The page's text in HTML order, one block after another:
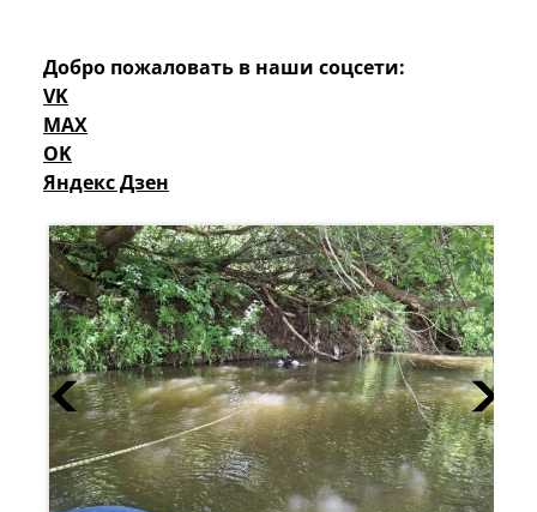
Добро пожаловать в наши соцсети:
VK
MAX
OK
Яндекс Дзен